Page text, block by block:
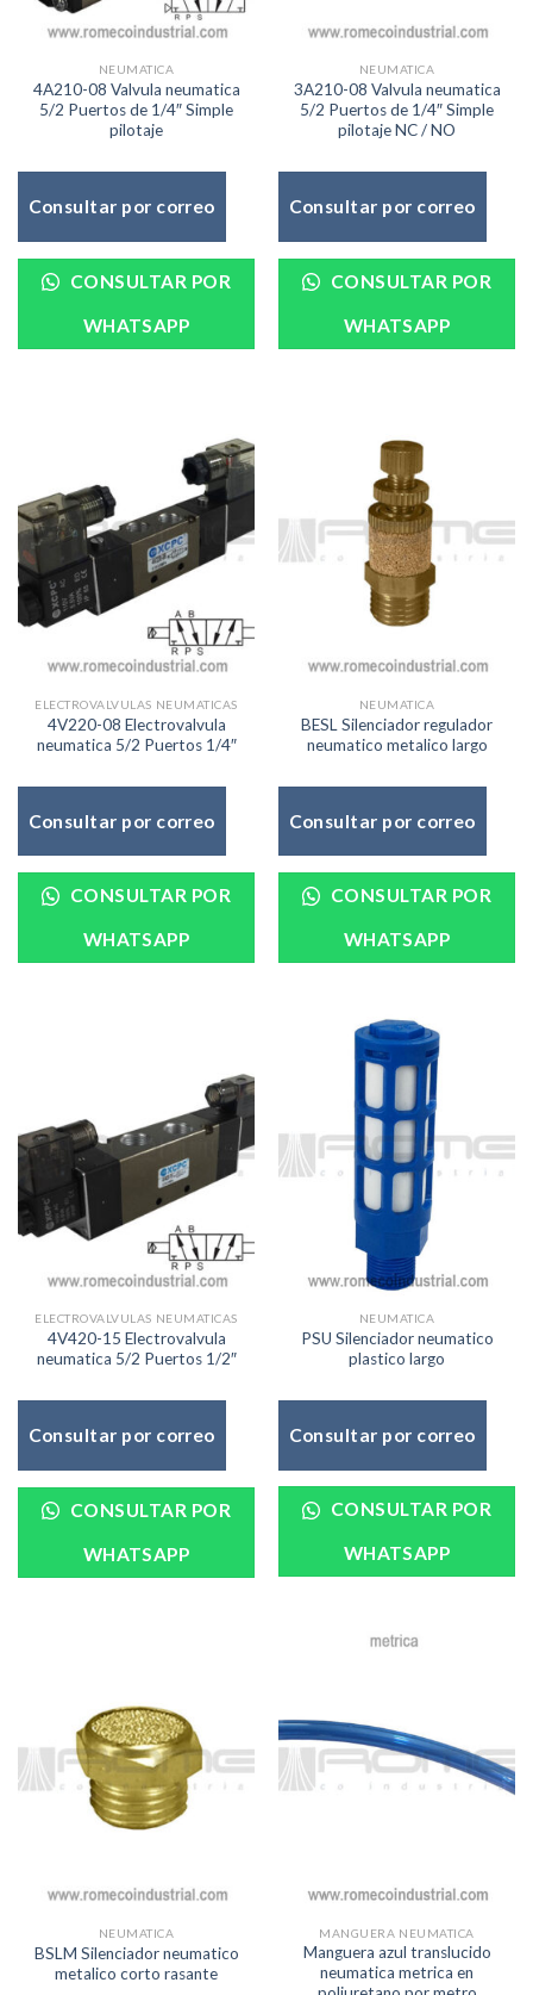
NEUMATICA
4A210-08 Valvula neumatica
5/2 Puertos de 1/4″ Simple
pilotaje
Consultar por correo
CONSULTAR POR
WHATSAPP
NEUMATICA
3A210-08 Valvula neumatica
5/2 Puertos de 1/4″ Simple
pilotaje NC / NO
Consultar por correo
CONSULTAR POR
WHATSAPP
ELECTROVALVULAS NEUMATICAS
4V220-08 Electrovalvula
neumatica 5/2 Puertos 1/4″
Consultar por correo
CONSULTAR POR
WHATSAPP
NEUMATICA
BESL Silenciador regulador
neumatico metalico largo
Consultar por correo
CONSULTAR POR
WHATSAPP
ELECTROVALVULAS NEUMATICAS
4V420-15 Electrovalvula
neumatica 5/2 Puertos 1/2″
Consultar por correo
CONSULTAR POR
WHATSAPP
NEUMATICA
PSU Silenciador neumatico
plastico largo
Consultar por correo
CONSULTAR POR
WHATSAPP
NEUMATICA
BSLM Silenciador neumatico
metalico corto rasante
MANGUERA NEUMATICA
Manguera azul translucido
neumatica metrica en